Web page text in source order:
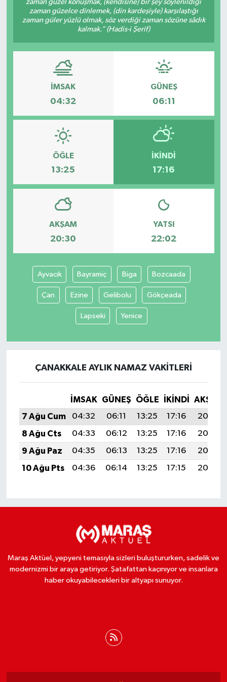
zaman güzel konuşmak, (kendisine) bir şey söylenildiği
zaman güzelce dinlemek, (din kardeşiyle) karşılaştığı
zaman güler yüzlü olmak, söz verdiği zaman sözüne sâdık
kalmak.” (Hadis-i Şerif)
İMSAK
04:32
GÜNEŞ
06:11
ÖĞLE
13:25
İKINDI
17:16
AKŞAM
20:30
YATSI
22:02
Ayvacık Bayramiç Biga Bozcaada
Çan Ezine Gelibolu Gökçeada
Lapseki Yenice
ÇANAKKALE AYLIK NAMAZ VAKITLERI
İMSAK GÜNEŞ ÖĞLE İKINDI
AKŞAM
7 Ağu Cum
04:32 06:11 13:25 17:16
20:30
8 Ağu Cts
04:33 06:12 13:25 17:16
20:29
9 Ağu Paz
04:35 06:13 13:25 17:16
20:27
10 Ağu Pts
04:36 06:14 13:25 17:15 20:26
Maraş Aktüel, yepyeni temasıyla sizleri buluştururken, sadelik ve
modernizmi bir araya getiriyor. Şatafattan kaçınıyor ve insanlara
haber okuyabilecekleri bir altyapı sunuyor.
Dünya
Kültür Sanat